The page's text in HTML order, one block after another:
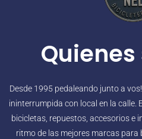
Desde 1995 pedaleando junto a
ininterrumpida con local en la calle.
bicicletas, repuestos, accesorios e
ritmo de las mejores marcas